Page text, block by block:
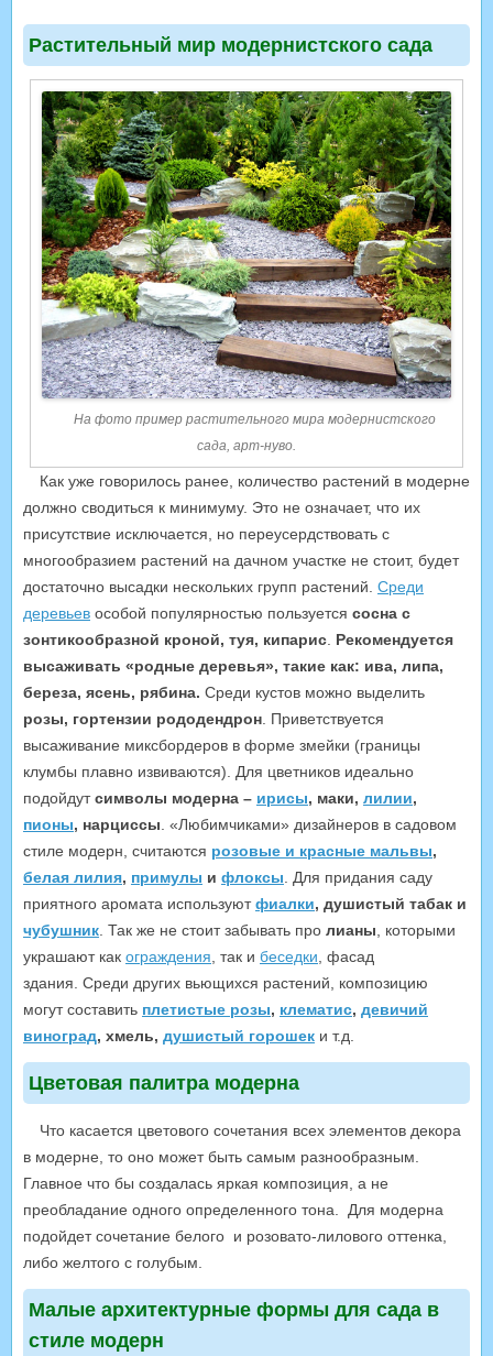
Растительный мир модернистского сада
На фото пример растительного мира модернистского
сада, арт-нуво.
Как уже говорилось ранее, количество растений в модерне
должно сводиться к минимуму. Это не означает, что их
присутствие исключается, но переусердствовать с
многообразием растений на дачном участке не стоит, будет
достаточно высадки нескольких групп растений. Среди
деревьев особой популярностью пользуется сосна с
зонтикообразной кроной, туя, кипарис Рекомендуется
высаживать «родные деревья», такие как: ива, липа,
береза, ясень, рябина. Среди кустов можно выделить
розы, гортензии рододендрон . Приветствуется
высаживание миксбордеров в форме змейки (границы
клумбы плавно извиваются). Для цветников идеально
подойдутсимволы модерна – ирисы, маки, лилии,
пионы, нарциссы . «Любимчиками» дизайнеров в садовом
стиле модерн, считаются розовые и красные мальвы,
белая лилия, примулы и флоксы . Для придания саду
приятного аромата используютфиалки, душистый табак и
чубушник . Так же не стоит забывать про лианы , которыми
украшают как ограждения , так и беседки , фасад
здания. Среди других вьющихся растений, композицию
могут составить плетистые розы, клематис, девичий
виноград, хмель, душистый горошек и т.д.
Цветовая палитра модерна
Что касается цветового сочетания всех элементов декора
в модерне, то оно может быть самым разнообразным.
Главное что бы создалась яркая композиция, а не
преобладание одного определенного тона. Для модерна
подойдет сочетание белого и розовато-лилового оттенка,
либо желтого с голубым.
Малые архитектурные формы для сада в
стиле модерн